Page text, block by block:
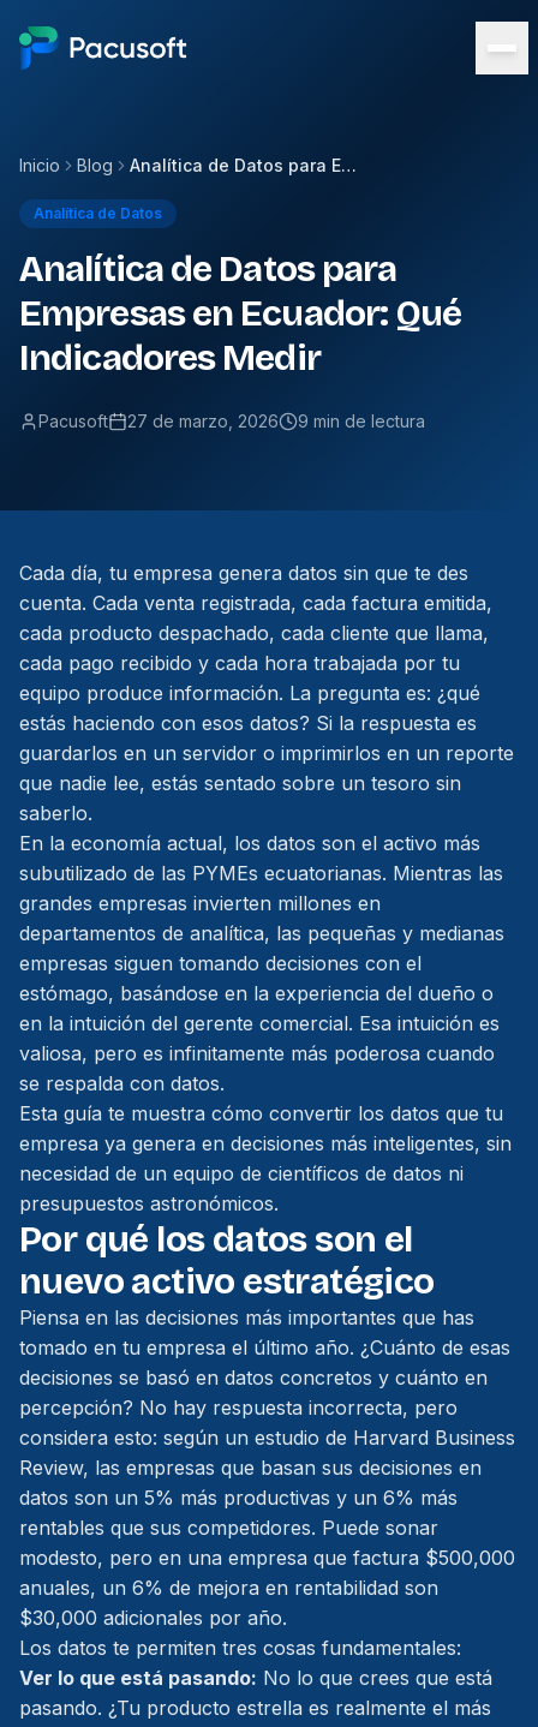
Inicio Blog Analítica de Datos para Empresas en Ecuador: Qué Indicadores Medir
Analítica de Datos
Analítica de Datos para
Empresas en Ecuador: Qué
Indicadores Medir
Pacusoft 27 de marzo, 2026 9 min de lectura
Cada día, tu empresa genera datos sin que te des
cuenta. Cada venta registrada, cada factura emitida,
cada producto despachado, cada cliente que llama,
cada pago recibido y cada hora trabajada por tu
equipo produce información. La pregunta es: ¿qué
estás haciendo con esos datos? Si la respuesta es
guardarlos en un servidor o imprimirlos en un reporte
que nadie lee, estás sentado sobre un tesoro sin
saberlo.
En la economía actual, los datos son el activo más
subutilizado de las PYMEs ecuatorianas. Mientras las
grandes empresas invierten millones en
departamentos de analítica, las pequeñas y medianas
empresas siguen tomando decisiones con el
estómago, basándose en la experiencia del dueño o
en la intuición del gerente comercial. Esa intuición es
valiosa, pero es infinitamente más poderosa cuando
se respalda con datos.
Esta guía te muestra cómo convertir los datos que tu
empresa ya genera en decisiones más inteligentes, sin
necesidad de un equipo de científicos de datos ni
presupuestos astronómicos.
Por qué los datos son el
nuevo activo estratégico
Piensa en las decisiones más importantes que has
tomado en tu empresa el último año. ¿Cuánto de esas
decisiones se basó en datos concretos y cuánto en
percepción? No hay respuesta incorrecta, pero
considera esto: según un estudio de Harvard Business
Review, las empresas que basan sus decisiones en
datos son un 5% más productivas y un 6% más
rentables que sus competidores. Puede sonar
modesto, pero en una empresa que factura $500,000
anuales, un 6% de mejora en rentabilidad son
$30,000 adicionales por año.
Los datos te permiten tres cosas fundamentales:
Ver lo que está pasando: No lo que crees que está
pasando. ¿Tu producto estrella es realmente el más